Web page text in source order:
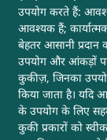
उपयोग करते हैं:
आवश्यक हैं;
बेहतर आसानी
उपयोग और आंकड़ों
कुकीज़, जिनका उपयोग
किया जाता है।
के उपयोग के लिए
कुकी प्रकारों को
अभिलेखागार
वेबसाइट नीतियाँ
हमसे संपर्क करें